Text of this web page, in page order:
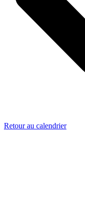
Retour au calendrier